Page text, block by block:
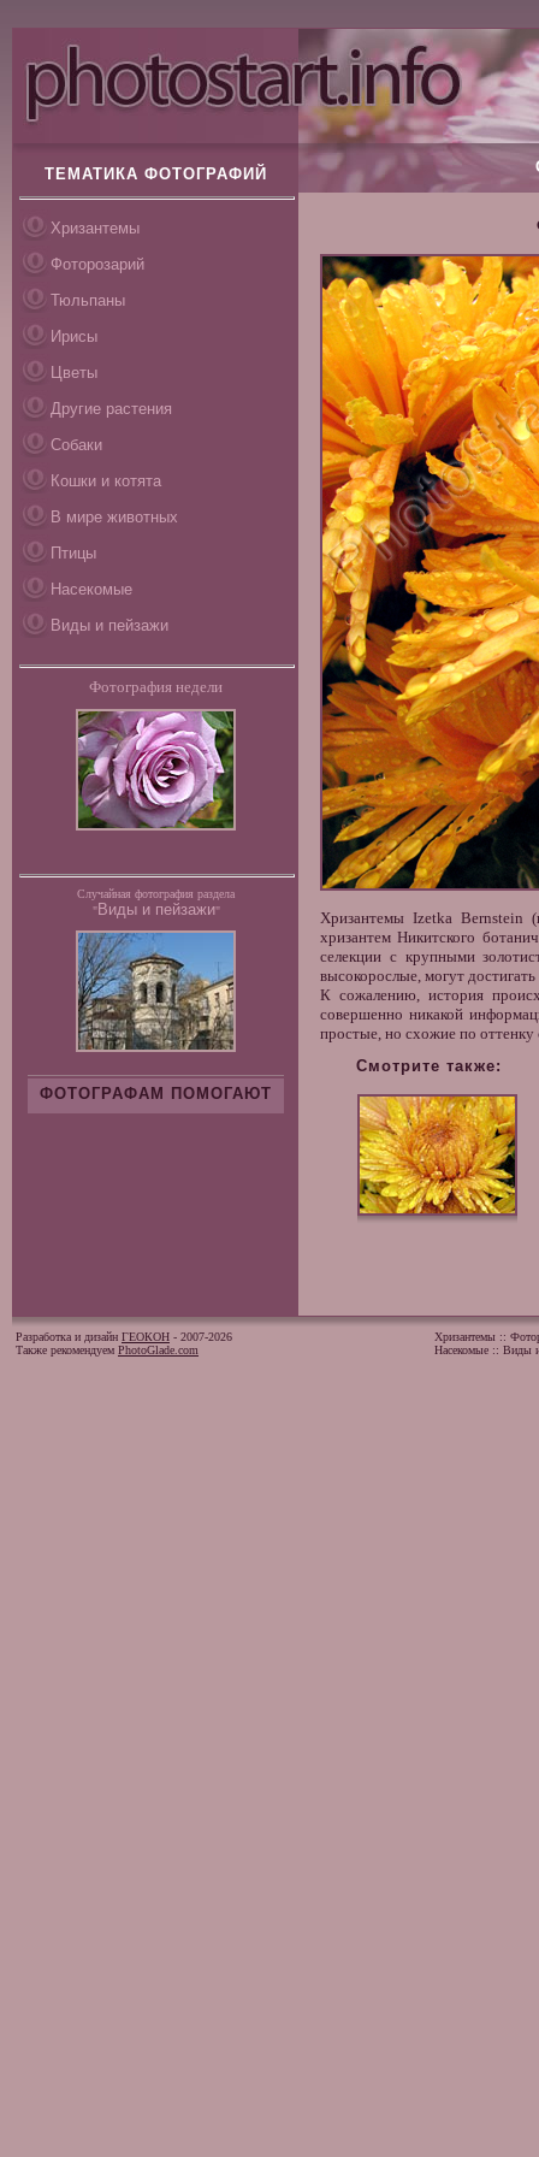
ТЕМАТИКА ФОТОГРАФИЙ
Хризантемы
Фоторозарий
Тюльпаны
Ирисы
Цветы
Другие растения
Собаки
Кошки и котята
В мире животных
Птицы
Насекомые
Виды и пейзажи
Фотография недели
Случайная фотография раздела
"Виды и пейзажи"
ФОТОГРАФАМ ПОМОГАЮТ
Хризантемы Izetka Bernstein
хризантем Никитского
селекции с крупными
высокорослые, могут
К сожалению, история
совершенно никакой
простые, но схожие по
Смотрите также:
Разработка и дизайн ГЕОКОН - 2007-2026
Также рекомендуем PhotoGlade.com
Хризантемы ::
Насекомые :: Виды